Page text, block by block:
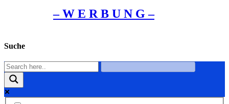
– W Ε R Β U Ν G –
Suche